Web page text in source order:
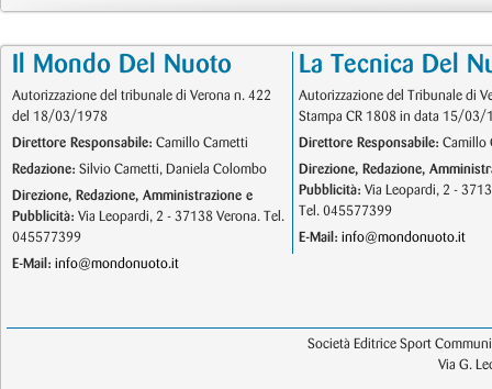
Il Mondo Del Nuoto
Autorizzazione del tribunale di Verona n. 422
del 18/03/1978
Direttore Responsabile: Camillo Cametti
Redazione: Silvio Cametti, Daniela Colombo
Direzione, Redazione, Amministrazione e
Pubblicità: Via Leopardi, 2 - 37138 Verona. Tel.
045577399
E-Mail: info@mondonuoto.it
La Tecnica Del
Autorizzazione del Tribunale di
Stampa CR 1808 in data 15/03/
Direttore Responsabile: Camillo
Direzione, Redazione,
Pubblicità: Via Leopardi, 2 -
Tel. 045577399
E-Mail: info@mondonuoto.it
Società Editrice Sport
Via G.